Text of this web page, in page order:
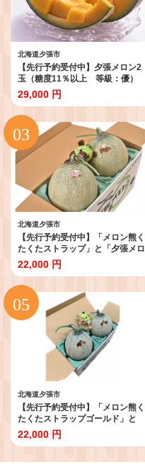
北海道夕張市
【先行予約受付中】夕張メロン2
玉（糖度11％以上 等級：優）
N2
29,000 円
北海道夕張市
【先行予約受付中】「メロン熊く
たくたストラップ」と「夕張メロ
ン2玉 （等級：優 １玉約
1.3kg）」セット W20
22,000 円
北海道夕張市
【先行予約受付中】「メロン熊く
たくたストラップゴールド」と
「夕張メロン優２玉（小玉）」セ
ット W41
22,000 円